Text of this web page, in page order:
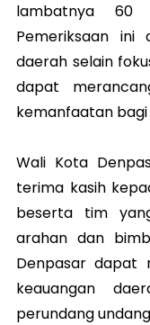
lambatnya 60
Pemeriksaan ini
daerah selain
dapat
kemanfaatan
Wali Kota
terima kasih
beserta tim
arahan dan
Denpasar dapat
keauangan
perundang